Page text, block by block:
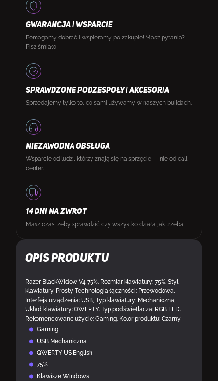
Opis produktu
Razer BlackWidow V4 75%. Rozmiar klawiatury: 75%. Styl
klawiatury: Prosty. Technologia łączności: Przewodowa,
Interfejs urządzenia: USB, Typ klawiatury: Mechaniczna,
Układ klawiatury: QWERTY. Typ podświetlacza: RGB LED.
Rekomendowane użycie: Gaming. Kolor produktu: Czarny
Gaming
USB Mechaniczna
QWERTY US English
75%
Klawisze Windows
GWARANCJA I WSPARCIE
Pomagamy dobrać i wspieramy po zakupie! Masz pytania?
Pisz śmiało!
SPRAWDZONE PODZESPOŁY I AKCESORIA
Sprzedajemy tylko to, co sami używamy w naszych buildach.
NIEZAWODNA OBSŁUGA
Wsparcie od ludzi, którzy znają się na sprzęcie — nie od call
center.
14 DNI NA ZWROT
Masz czas, żeby sprawdzić czy wszystko działa jak trzeba!